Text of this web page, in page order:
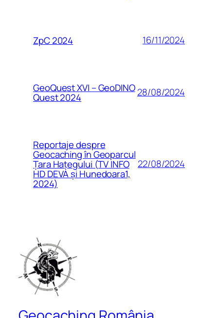
ZpC 2024 16/11/2024
GeoQuest XVI – GeoDINO
Quest 2024 28/08/2024
Reportaje despre
Geocaching în Geoparcul
Țara Hațegului (TV INFO
HD DEVA și Hunedoara1,
2024)
22/08/2024